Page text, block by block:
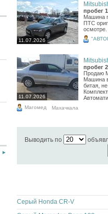
11.07.2026
пробег
Машина
ПТС
осмотре.
11.07.2026
пробег
Продаю
Машина
битая,
Магомед Махачкала
Выводить по
Серый Honda CR-V